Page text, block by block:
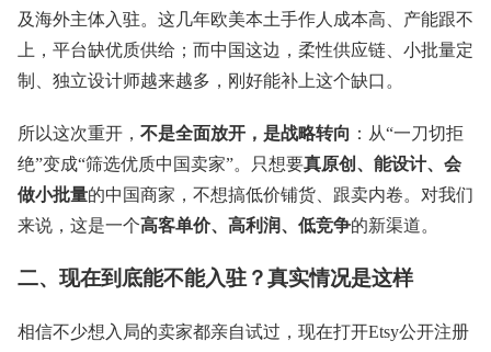
及海外主体入驻。这几年欧美本土手作人成本高、产能跟不
上，平台缺优质供给；而中国这边，柔性供应链、小批量定
制、独立设计师越来越多，刚好能补上这个缺口。
所以这次重开， 不是全面放开，是战略转向 ：从“一刀切拒
绝”变成“筛选优质中国卖家”。只想要真原创、能设计、会
做小批量的中国商家，不想搞低价铺货、跟卖内卷。对我们
来说，这是一个高客单价、高利润、低竞争的新渠道。
二、现在到底能不能入驻？真实情况是这样
相信不少想入局的卖家都亲自试过，现在打开Etsy公开注册